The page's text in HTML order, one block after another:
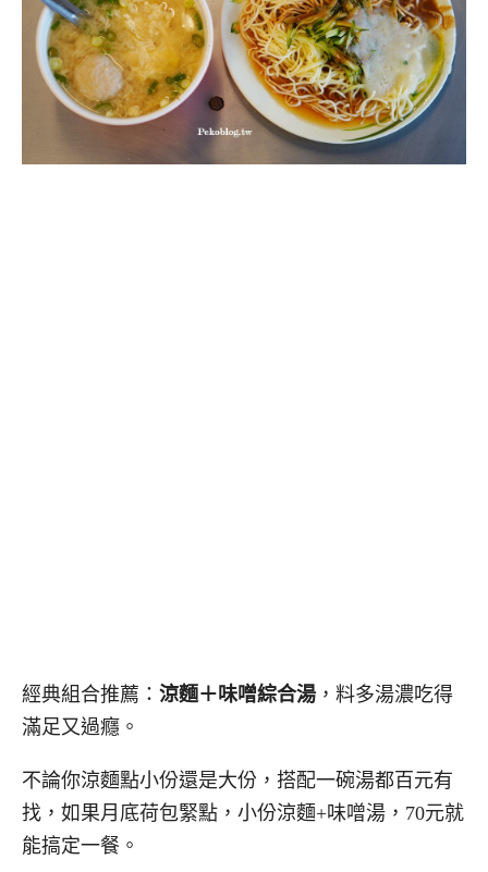
經典組合推薦： 涼麵＋味噌綜合湯 ，料多湯濃吃得
滿足又過癮。
不論你涼麵點小份還是大份，搭配一碗湯都百元有
找，如果月底荷包緊點，小份涼麵+味噌湯，70元就
能搞定一餐。